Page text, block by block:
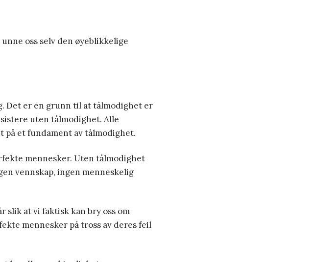
oss selv den øyeblikkelige
Det er en grunn til at tålmodighet er
uten tålmodighet. Alle
på et fundament av tålmodighet.
mennesker. Uten tålmodighet
vennskap, ingen menneskelig
slik at vi faktisk kan bry oss om
mennesker på tross av deres feil